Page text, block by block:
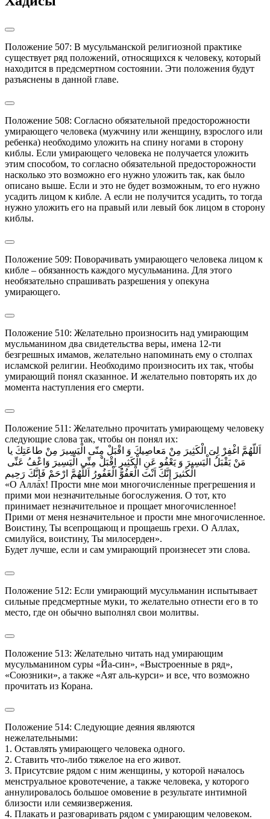
Положение 507: В мусульманской религиозной практике
существует ряд положений, относящихся к человеку, который
находится в предсмертном состоянии. Эти положения будут
разъяснены в данной главе.
Положение 508: Согласно обязательной предосторожности
умирающего человека (мужчину или женщину, взрослого или
ребенка) необходимо уложить на спину ногами в сторону
киблы. Если умирающего человека не получается уложить
этим способом, то согласно обязательной предосторожности
насколько это возможно его нужно уложить так, как было
описано выше. Если и это не будет возможным, то его нужно
усадить лицом к кибле. А если не получится усадить, то тогда
нужно уложить его на правый или левый бок лицом в сторону
киблы.
Положение 509: Поворачивать умирающего человека лицом к
кибле – обязанность каждого мусульманина. Для этого
необязательно спрашивать разрешения у опекуна
умирающего.
Положение 510: Желательно произносить над умирающим
мусльманином два свидетельства веры, имена 12-ти
безгрешных имамов, желательно напоминать ему о столпах
исламской религии. Необходимо произносить их так, чтобы
умирающий понял сказанное. И желательно повторять их до
момента наступления его смерти.
Положение 511: Желательно прочитать умирающему человеку
следующие слова так, чтобы он понял их:
الْكَثيرَ إِنَّكَ اَنْتَ الْعَفُوُّ الْغَفُورُ اَللّهُمَّ ارْحَمْ فَإِنَّكَ رَحِيم
«О Аллах! Прости мне мои многочисленные прегрешения и
прими мои незначительные богослужения. О тот, кто
принимает незначительное и прощает многочисленное!
Прими от меня незначительное и прости мне многочисленное.
Воистину, Ты всепрощающ и прощаешь грехи. О Аллах,
смилуйся, воистину, Ты милосерден».
Будет лучше, если и сам умирающий произнесет эти слова.
Положение 512: Если умирающий мусульманин испытывает
сильные предсмертные муки, то желательно отнести его в то
место, где он обычно выполнял свои молитвы.
Положение 513: Желательно читать над умирающим
мусульманином суры «Йа-син», «Выстроенные в ряд»,
«Союзники», а также «Аят аль-курси» и все, что возможно
прочитать из Корана.
Положение 514: Следующие деяния являются
нежелательными:
1. Оставлять умирающего человека одного.
2. Ставить что-либо тяжелое на его живот.
3. Присутсвие рядом с ним женщины, у которой началось
менструальное кровотечение, а также человека, у которого
аннулировалось большое омовение в результате интимной
близости или семяизвержения.
4. Плакать и разговаривать рядом с умирающим человеком.